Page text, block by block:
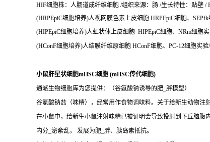
HIF细胞株：人肠道成纤维细胞 /组织来源：肠 /生长特性：贴壁 /
(HRPEpiC细胞培养)人视网膜色素上皮细胞 HRPEpiC细胞、
(HIPEpiC细胞培养)人虹状体上皮细胞 HIPEpiC细胞、NRm细胞
(HConF细胞培养)人结膜纤维原细胞 HConF细胞、PC-12细胞实
小鼠肝星状细胞mHSC细胞 (mHSC传代细胞)
通派生物细胞库为您提供：（谷氨酸钠诱导的肥_胖模型）
谷氨酸钠盐（味精），经常用作食物调味料。关于给新生动物注
在小鼠中，给新生小鼠注射味精已被证明会导致投射到下丘脑
内分_泌紊乱， 发展为肥_胖、胰岛素抵抗。